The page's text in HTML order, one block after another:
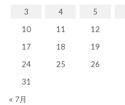
3
4 5
10
11 12
17
18 19
24
25 26
31
« 7月